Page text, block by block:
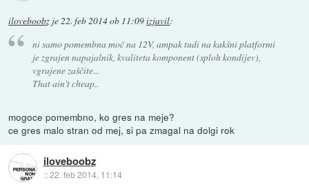
iloveboobz je22. feb 2014 ob 11:09izjavil:
ni samo pomembna moč na 12V, ampak tudi na kakšni platformi
je zgrajen napajalnik, kvaliteta komponent (sploh kondijev),
vgrajene zaščite...
That ain't cheap..
mogoce pomembno, ko gres na meje?
ce gres malo stran od mej, si pa zmagal na dolgi rok
iloveboobz
::22. feb 2014, 11:14